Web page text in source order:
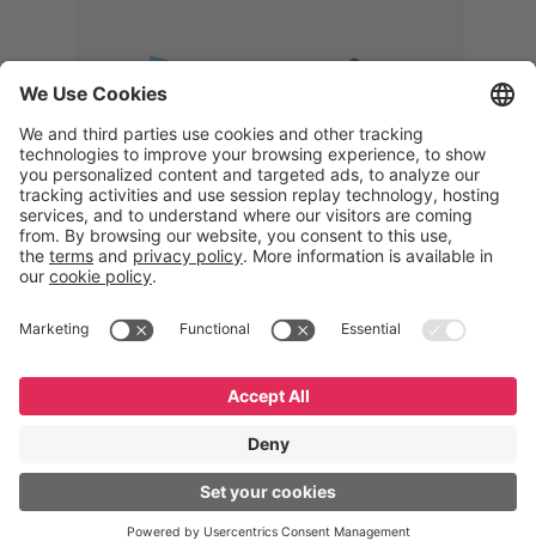
Memphis
Eduardo Ribeiro
CEO
uma solução 360°, que permite
logística reversa. Podemos
verificar, analisar, recondicionar e
reintegrar equipamentos à cadeia,